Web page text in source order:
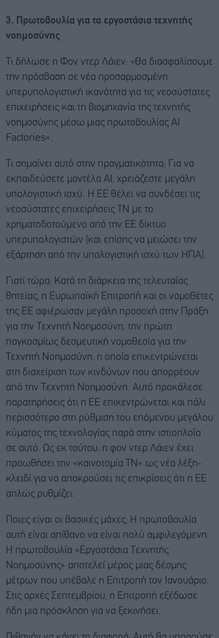
3. Πρωτοβουλία για τα εργοστάσια τεχνητής
νοημοσύνης
Τι δήλωσε η Φον ντερ Λάιεν: «Θα διασφαλίσουμε
την πρόσβαση σε νέα προσαρμοσμένη
υπερυπολογιστική ικανότητα για τις νεοσύστατες
επιχειρήσεις και τη βιομηχανία της τεχνητής
νοημοσύνης μέσω μιας πρωτοβουλίας AI
Factories».
Τι σημαίνει αυτό στην πραγματικότητα; Για να
εκπαιδεύσετε μοντέλα AI, χρειάζεστε μεγάλη
υπολογιστική ισχύ. Η ΕΕ θέλει να συνδέσει τις
νεοσύστατες επιχειρήσεις ΤΝ με το
χρηματοδοτούμενο από την ΕΕ δίκτυο
υπερυπολογιστών (και επίσης να μειώσει την
εξάρτηση από την υπολογιστική ισχύ των ΗΠΑ).
Γιατί τώρα; Κατά τη διάρκεια της τελευταίας
θητείας, η Ευρωπαϊκή Επιτροπή και οι νομοθέτες
της ΕΕ αφιέρωσαν μεγάλη προσοχή στην Πράξη
για την Τεχνητή Νοημοσύνη, την πρώτη
παγκοσμίως δεσμευτική νομοθεσία για την
Τεχνητή Νοημοσύνη, η οποία επικεντρώνεται
στη διαχείριση των κινδύνων που απορρέουν
από την Τεχνητή Νοημοσύνη. Αυτό προκάλεσε
παρατηρήσεις ότι η ΕΕ επικεντρώνεται και πάλι
περισσότερο στη ρύθμιση του επόμενου μεγάλου
κύματος της τεχνολογίας παρά στην ιστιοπλοΐα
σε αυτό. Ως εκ τούτου, η φον ντερ Λάιεν έχει
προωθήσει την «καινοτομία ΤΝ» ως νέα λέξη-
κλειδί για να αποκρούσει τις επικρίσεις ότι η ΕΕ
απλώς ρυθμίζει.
Ποιες είναι οι βασικές μάχες; Η πρωτοβουλία
αυτή είναι απίθανο να είναι πολύ αμφιλεγόμενη.
Η πρωτοβουλία «Εργοστάσια Τεχνητής
Νοημοσύνης» αποτελεί μέρος μιας δέσμης
μέτρων που υπέβαλε η Επιτροπή τον Ιανουάριο.
Στις αρχές Σεπτεμβρίου, η Επιτροπή εξέδωσε
ήδη μια πρόσκληση για να ξεκινήσει.